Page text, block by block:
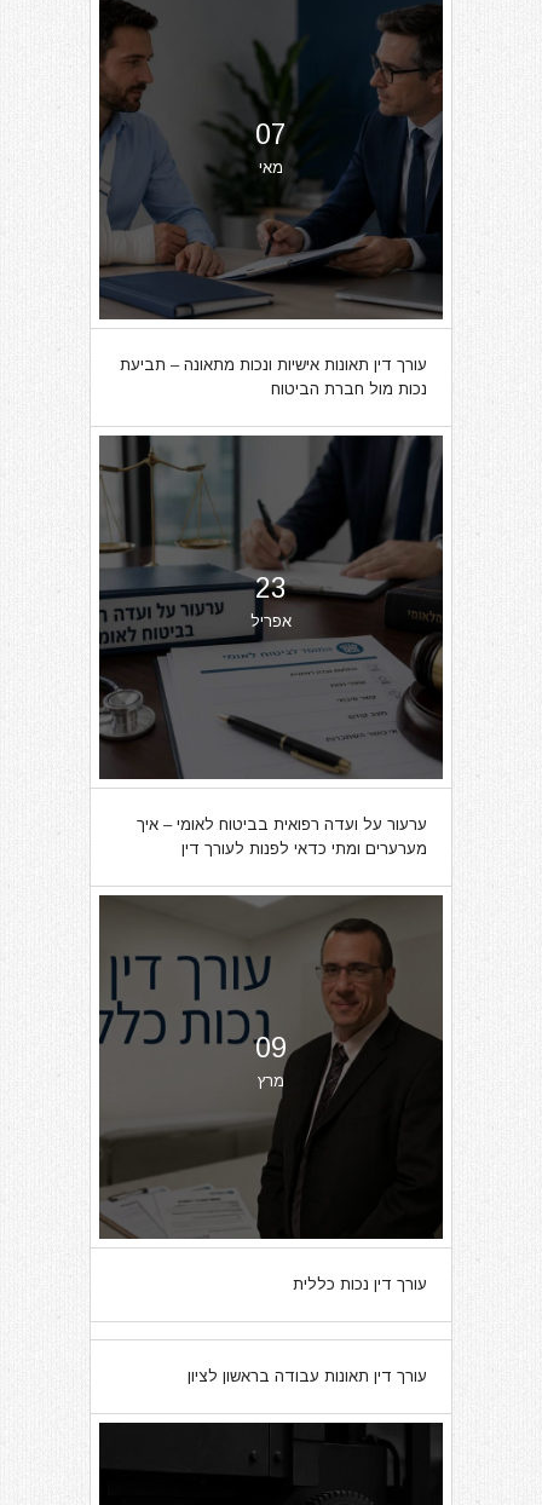
07
מאי
עורך דין תאונות אישיות ונכות מתאונה – תביעת
נכות מול חברת הביטוח
23
אפריל
ערעור על ועדה רפואית בביטוח לאומי – איך
מערערים ומתי כדאי לפנות לעורך דין
09
מרץ
עורך דין נכות כללית
07
מרץ
עורך דין תאונות עבודה בראשון לציון